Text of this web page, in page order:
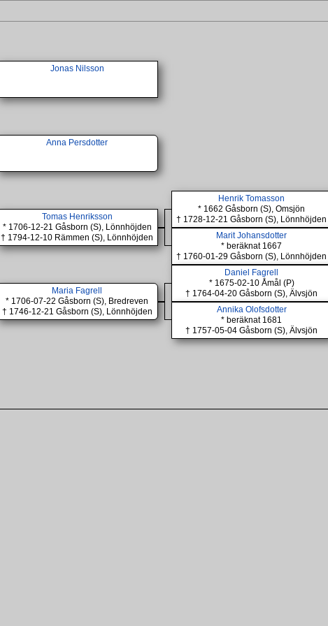
Jonas Nilsson
Anna Persdotter
Tomas Henriksson
* 1706-12-21 Gåsborn (S), Lönnhöjden
† 1794-12-10 Rämmen (S), Lönnhöjden
Henrik Tomasson
* 1662 Gåsborn (S), Omsjön
† 1728-12-21 Gåsborn (S), Lönnhöjden
Marit Johansdotter
* beräknat 1667
† 1760-01-29 Gåsborn (S), Lönnhöjden
Maria Fagrell
* 1706-07-22 Gåsborn (S), Bredreven
† 1746-12-21 Gåsborn (S), Lönnhöjden
Daniel Fagrell
* 1675-02-10 Åmål (P)
† 1764-04-20 Gåsborn (S), Älvsjön
Annika Olofsdotter
* beräknat 1681
† 1757-05-04 Gåsborn (S), Älvsjön